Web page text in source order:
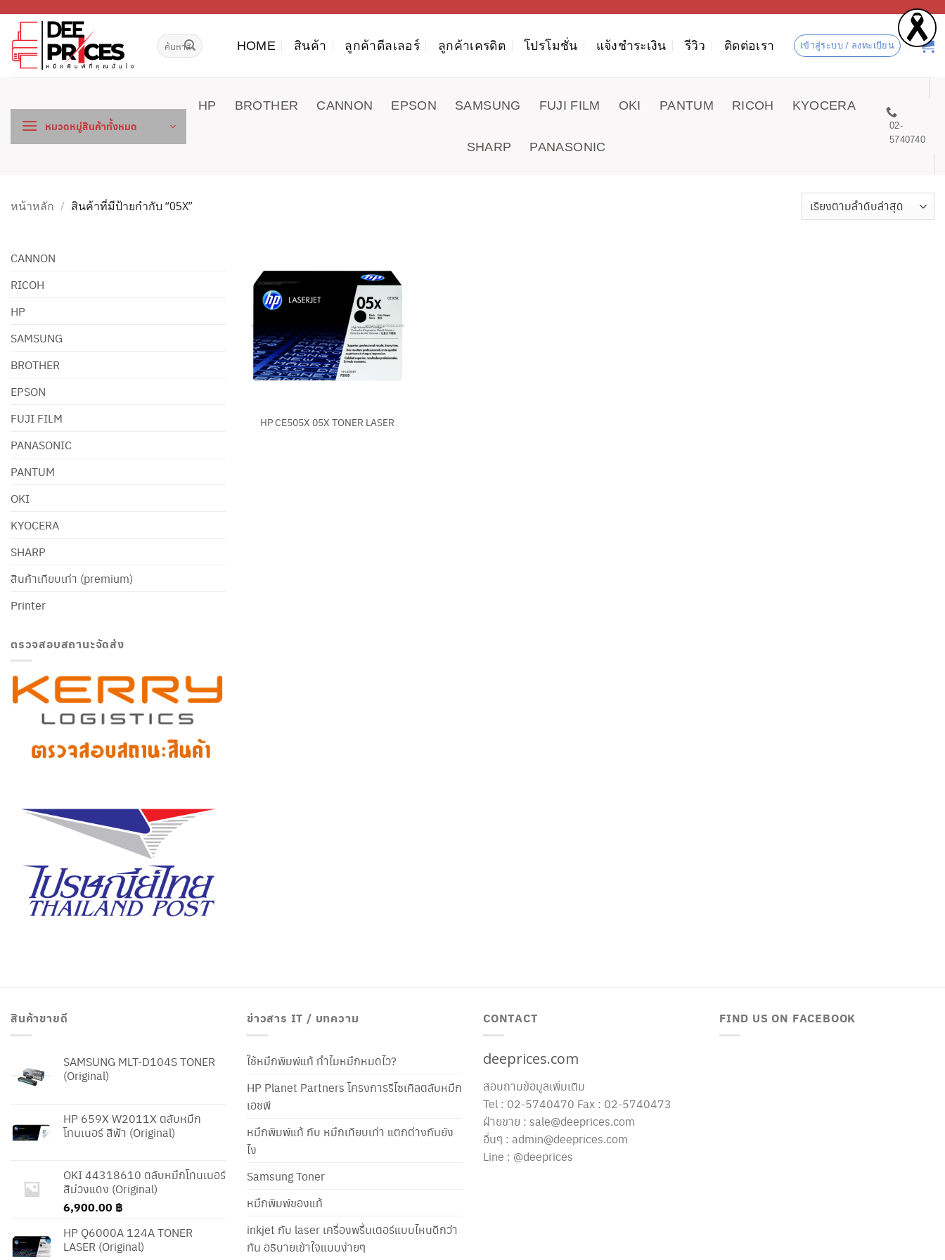
เนื้อหา
ค้นหา: HOME สินค้า ลูกค้าดีลเลอร์ ลูกค้าเครดิต โปรโมชั่น แจ้งชำระเงิน รีวิว ติดต่อเรา เข้าสู่ระบบ / ลงทะเบียน
หมวดหมู่สินค้าทั้งหมด
HP BROTHER CANNON EPSON SAMSUNG FUJI FILM OKI PANTUM RICOH KYOCERA
SHARP PANASONIC
02-
5740740
หน้าหลัก / สินค้าที่มีป้ายกำกับ “05X”
CANNON
RICOH
HP
SAMSUNG
BROTHER
EPSON
FUJI FILM
PANASONIC
PANTUM
OKI
KYOCERA
SHARP
สินค้าเทียบเท่า (premium)
Printer
ตรวจสอบสถานะจัดส่ง
HP CE505X 05X TONER LASER
สินค้าขายดี
SAMSUNG MLT-D104S TONER
(Original)
HP 659X W2011X ตลับหมึก
โทนเนอร์ สีฟ้า (Original)
OKI 44318610 ตลับหมึกโทนเนอร์
สีม่วงแดง (Original)
6,900.00 ฿
HP Q6000A 124A TONER
LASER (Original)
ข่าวสาร IT / บทความ
ใช้หมึกพิมพ์แท้ ทำไมหมึกหมดไว?
HP Planet Partners โครงการรีไซเคิลตลับหมึก
เอชพี
หมึกพิมพ์แท้ กับ หมึกเทียบเท่า แตกต่างกันยัง
ไง
Samsung Toner
หมึกพิมพ์ของแท้
inkjet กับ laser เครื่องพริ้นเตอร์แบบไหนดีกว่า
กัน อธิบายเข้าใจแบบง่ายๆ
CONTACT
deeprices.com
สอบถามข้อมูลเพิ่มเติม
Tel : 02-5740470 Fax : 02-5740473
ฝ่ายขาย : sale@deeprices.com
อื่นๆ : admin@deeprices.com
Line : @deeprices
FIND US ON FACEBOOK